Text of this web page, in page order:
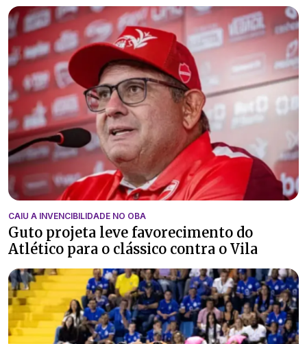
CAIU A INVENCIBILIDADE NO OBA
Guto projeta leve favorecimento do
Atlético para o clássico contra o Vila